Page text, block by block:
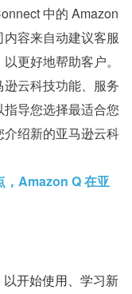
中的 Amazon
容来自动建议客服
更好地帮助客户。
云科技功能、服务
导您选择最适合您
绍新的亚马逊云科
，Amazon Q 在亚
开始使用、学习新